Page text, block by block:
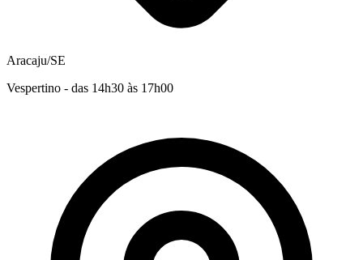
Aracaju/SE
Vespertino - das 14h30 às 17h00